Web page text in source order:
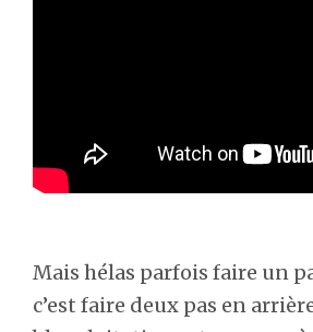
Mais hélas parfois faire un
c’est faire deux pas en